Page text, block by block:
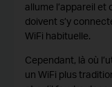
allume l’appareil et
doivent s’y
WiFi habituelle.
Cependant, là où
un WiFi plus